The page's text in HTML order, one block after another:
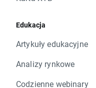
Edukacja
Artykuły edukacyjne
Analizy rynkowe
Codzienne webinary